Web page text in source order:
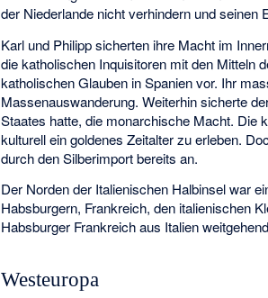
der Niederlande nicht verhindern und seinen
Karl und Philipp sicherten ihre Macht im
die katholischen Inquisitoren mit den Mitteln
katholischen Glauben in Spanien vor. Ihr
Massenauswanderung. Weiterhin sicherte
Staates hatte, die monarchische Macht. Die
kulturell ein goldenes Zeitalter zu erleben.
durch den Silberimport bereits an.
Der Norden der Italienischen Halbinselwar
Habsburgern, Frankreich, den italienischen
Habsburger Frankreich aus Italien
Westeuropa